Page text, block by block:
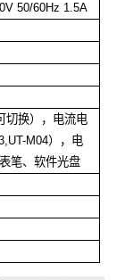
50/60Hz 1.5A
切换），电流电
M04），电
笔、软件光盘